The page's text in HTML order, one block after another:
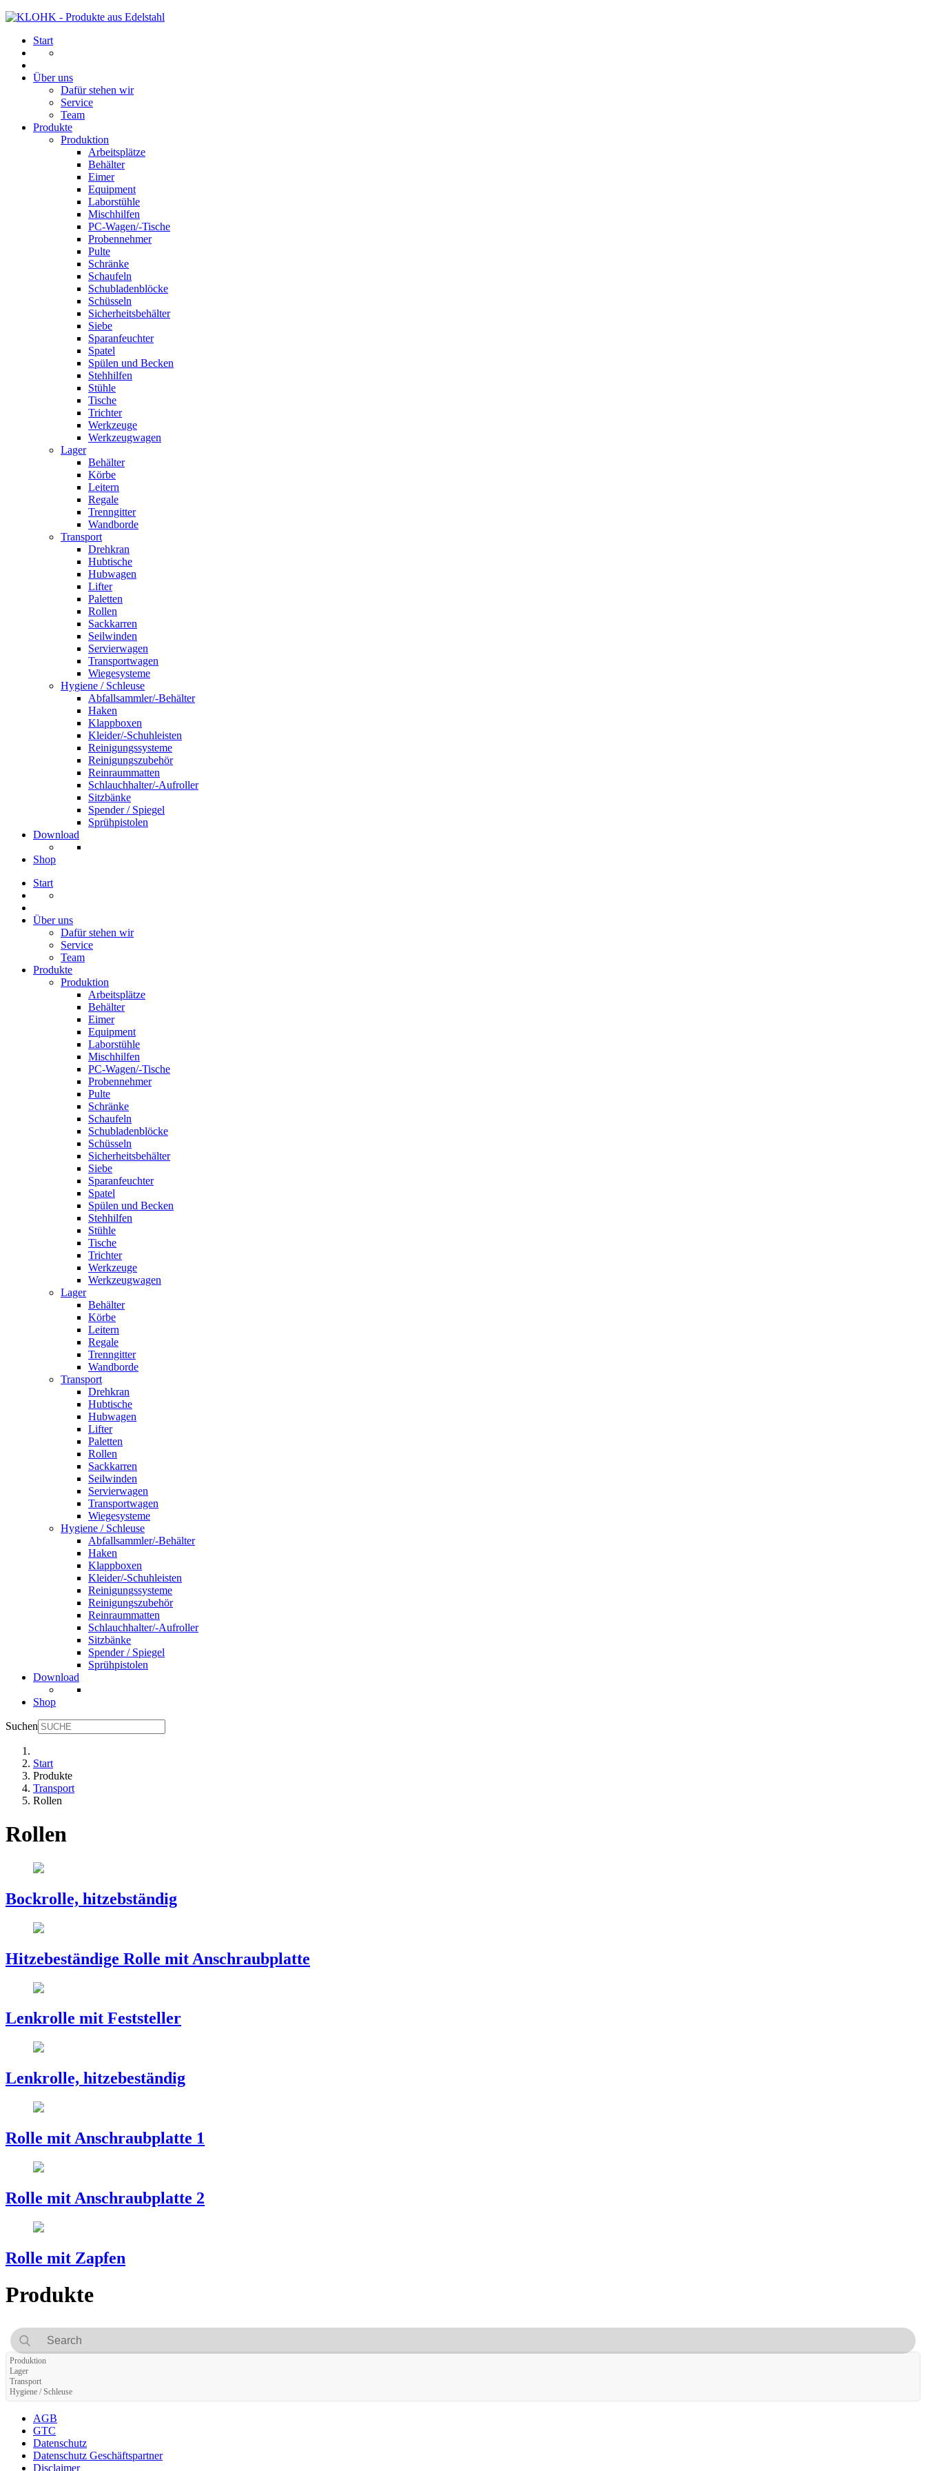
Start
Über uns
Dafür stehen wir
Service
Team
Produkte
Produktion
Arbeitsplätze
Behälter
Eimer
Equipment
Laborstühle
Mischhilfen
PC-Wagen/-Tische
Probennehmer
Pulte
Schränke
Schaufeln
Schubladenblöcke
Schüsseln
Sicherheitsbehälter
Siebe
Sparanfeuchter
Spatel
Spülen und Becken
Stehhilfen
Stühle
Tische
Trichter
Werkzeuge
Werkzeugwagen
Lager
Behälter
Körbe
Leitern
Regale
Trenngitter
Wandborde
Transport
Drehkran
Hubtische
Hubwagen
Lifter
Paletten
Rollen
Sackkarren
Seilwinden
Servierwagen
Transportwagen
Wiegesysteme
Hygiene / Schleuse
Abfallsammler/-Behälter
Haken
Klappboxen
Kleider/-Schuhleisten
Reinigungssysteme
Reinigungszubehör
Reinraummatten
Schlauchhalter/-Aufroller
Sitzbänke
Spender / Spiegel
Sprühpistolen
Download
Shop
Start
Über uns
Dafür stehen wir
Service
Team
Produkte
Produktion
Arbeitsplätze
Behälter
Eimer
Equipment
Laborstühle
Mischhilfen
PC-Wagen/-Tische
Probennehmer
Pulte
Schränke
Schaufeln
Schubladenblöcke
Schüsseln
Sicherheitsbehälter
Siebe
Sparanfeuchter
Spatel
Spülen und Becken
Stehhilfen
Stühle
Tische
Trichter
Werkzeuge
Werkzeugwagen
Lager
Behälter
Körbe
Leitern
Regale
Trenngitter
Wandborde
Transport
Drehkran
Hubtische
Hubwagen
Lifter
Paletten
Rollen
Sackkarren
Seilwinden
Servierwagen
Transportwagen
Wiegesysteme
Hygiene / Schleuse
Abfallsammler/-Behälter
Haken
Klappboxen
Kleider/-Schuhleisten
Reinigungssysteme
Reinigungszubehör
Reinraummatten
Schlauchhalter/-Aufroller
Sitzbänke
Spender / Spiegel
Sprühpistolen
Download
Shop
Suchen
Start
Produkte
Transport
Rollen
Rollen
Bockrolle, hitzebständig
Hitzebeständige Rolle mit Anschraubplatte
Lenkrolle mit Feststeller
Lenkrolle, hitzebeständig
Rolle mit Anschraubplatte 1
Rolle mit Anschraubplatte 2
Rolle mit Zapfen
Produkte
Produktion
Lager
Transport
Hygiene / Schleuse
AGB
GTC
Datenschutz
Datenschutz Geschäftspartner
Disclaimer